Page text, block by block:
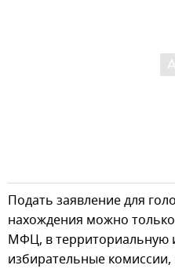
Подать заявление для
нахождения можно только
МФЦ, в территориальную
избирательные